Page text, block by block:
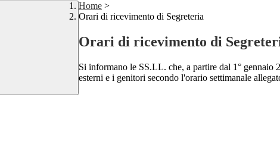
Home >
Orari di ricevimento di Segreteria
Orari di ricevimento di
Si informano le SS.LL. che, a partire dal 1° gennaio
esterni e i genitori secondo l'orario settimanale